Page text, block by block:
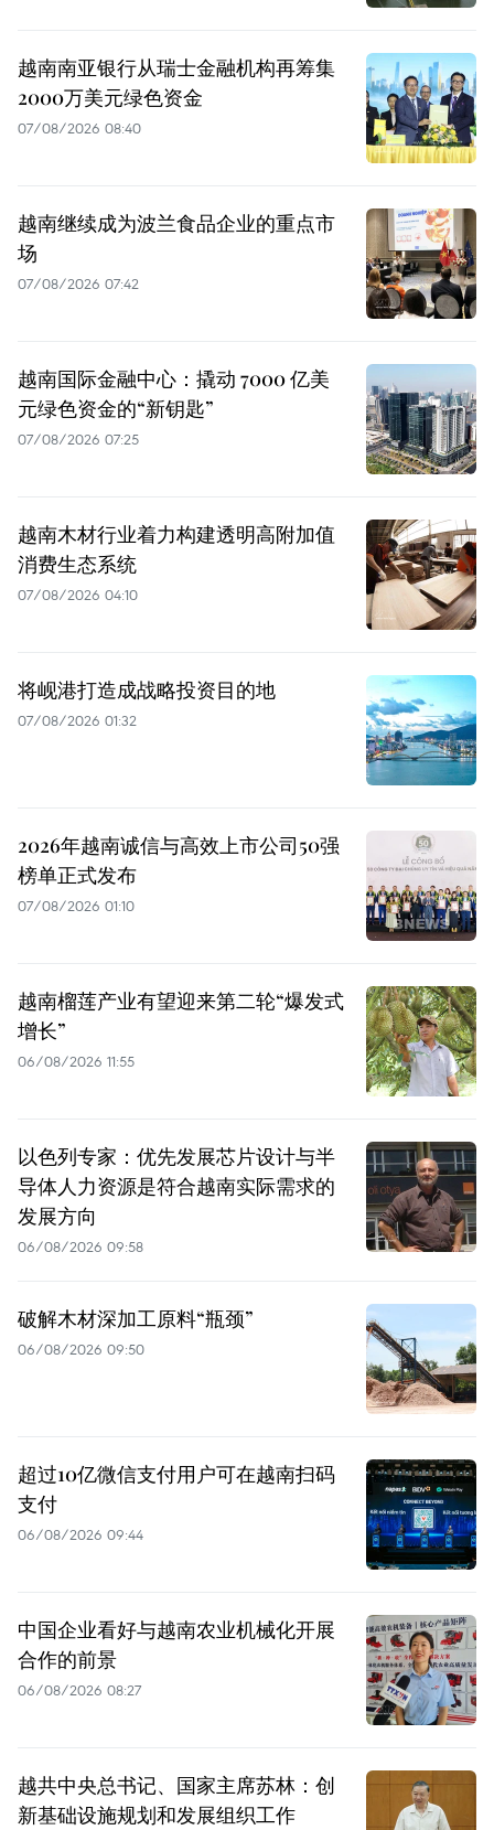
越南南亚银行从瑞士金融机构再筹集
2000万美元绿色资金
07/08/2026 08:40
越南继续成为波兰食品企业的重点市
场
07/08/2026 07:42
越南国际金融中心：撬动 7000 亿美
元绿色资金的“新钥匙”
07/08/2026 07:25
越南木材行业着力构建透明高附加值
消费生态系统
07/08/2026 04:10
将岘港打造成战略投资目的地
07/08/2026 01:32
2026年越南诚信与高效上市公司50强
榜单正式发布
07/08/2026 01:10
越南榴莲产业有望迎来第二轮“爆发式
增长”
06/08/2026 11:55
以色列专家：优先发展芯片设计与半
导体人力资源是符合越南实际需求的
发展方向
06/08/2026 09:58
破解木材深加工原料“瓶颈”
06/08/2026 09:50
超过10亿微信支付用户可在越南扫码
支付
06/08/2026 09:44
中国企业看好与越南农业机械化开展
合作的前景
06/08/2026 08:27
越共中央总书记、国家主席苏林：创
新基础设施规划和发展组织工作